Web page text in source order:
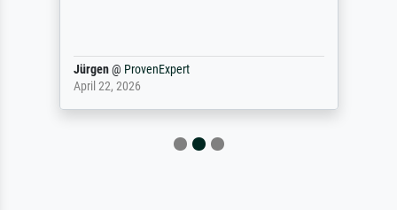
Jürgen@ ProvenExpert
April 22, 2026